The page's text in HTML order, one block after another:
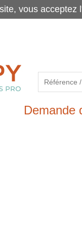
Demande
vous